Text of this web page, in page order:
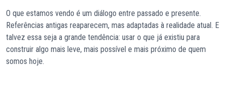
O que estamos vendo é um diálogo entre passado e presente.
Referências antigas reaparecem, mas adaptadas à realidade atual. E
talvez essa seja a grande tendência: usar o que já existiu para
construir algo mais leve, mais possível e mais próximo de quem
somos hoje.